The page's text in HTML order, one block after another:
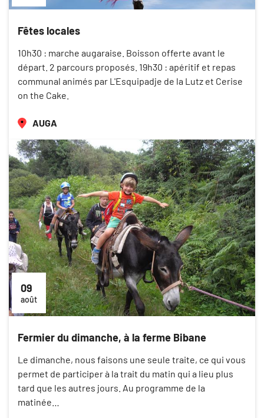
Fêtes locales
10h30 : marche augaraise. Boisson offerte avant le
départ. 2 parcours proposés. 19h30 : apéritif et repas
communal animés par L'Esquipadje de la Lutz et Cerise
on the Cake.
AUGA
09
août
Fermier du dimanche, à la ferme Bibane
Le dimanche, nous faisons une seule traite, ce qui vous
permet de participer à la trait du matin qui a lieu plus
tard que les autres jours. Au programme de la
matinée…